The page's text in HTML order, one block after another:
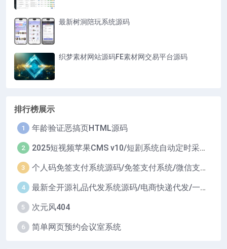
最新树洞陪玩系统源码
织梦素材网站源码FE素材网交易平台源码
排行榜展示
1 年龄验证恶搞页HTML源码
2 2025短视频苹果CMS v10/短剧系统自动定时采集H5移动端在线影视视频短剧源码小剧场短剧影视源码
3 个人码免签支付系统源码/免签支付系统/微信支付平台
4 最新全开源礼品代发系统源码/电商快递代发/一件代发系统
5 次元风404
6 简单网页预约会议室系统